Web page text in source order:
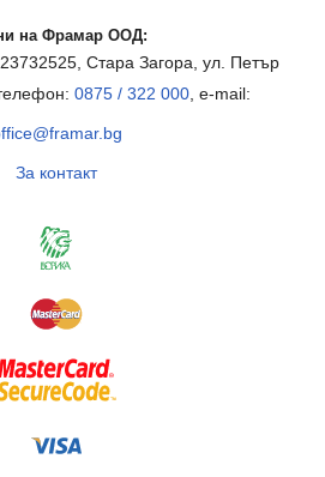
на Фрамар ООД:
Стара Загора, ул. Петър
0875 / 322 000, e-mail:
За контакт